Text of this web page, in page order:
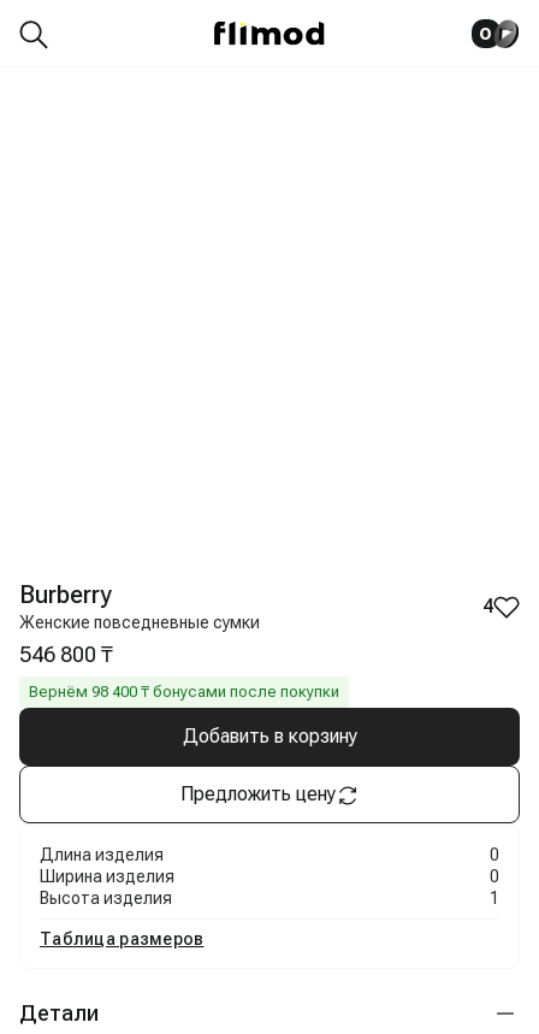
0
Burberry
Женские повседневные сумки
4
546 800 ₸
Вернём 98 400 ₸ бонусами после покупки
Добавить в корзину
Предложить цену
Длина изделия
0
Ширина изделия
0
Высота изделия
1
Таблица размеров
Детали